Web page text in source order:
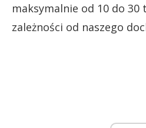
maksymalnie od 10 do 30
zależności od naszego